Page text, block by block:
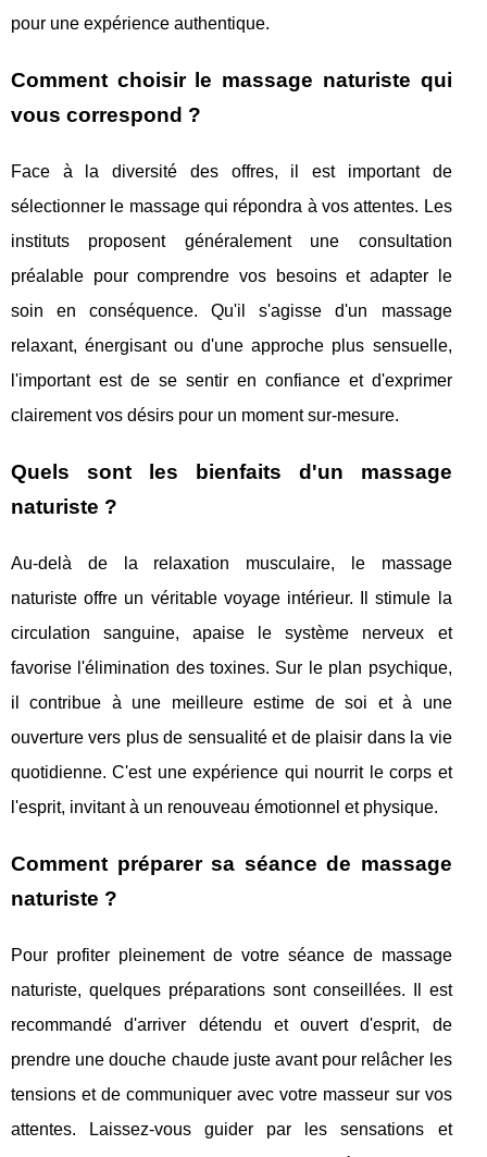
pour une expérience authentique.
Comment choisir le massage naturiste qui
vous correspond ?
Face à la diversité des offres, il est important de
sélectionner le massage qui répondra à vos attentes. Les
instituts proposent généralement une consultation
préalable pour comprendre vos besoins et adapter le
soin en conséquence. Qu'il s'agisse d'un massage
relaxant, énergisant ou d'une approche plus sensuelle,
l'important est de se sentir en confiance et d'exprimer
clairement vos désirs pour un moment sur-mesure.
Quels sont les bienfaits d'un massage
naturiste ?
Au-delà de la relaxation musculaire, le massage
naturiste offre un véritable voyage intérieur. Il stimule la
circulation sanguine, apaise le système nerveux et
favorise l'élimination des toxines. Sur le plan psychique,
il contribue à une meilleure estime de soi et à une
ouverture vers plus de sensualité et de plaisir dans la vie
quotidienne. C'est une expérience qui nourrit le corps et
l'esprit, invitant à un renouveau émotionnel et physique.
Comment préparer sa séance de massage
naturiste ?
Pour profiter pleinement de votre séance de massage
naturiste, quelques préparations sont conseillées. Il est
recommandé d'arriver détendu et ouvert d'esprit, de
prendre une douche chaude juste avant pour relâcher les
tensions et de communiquer avec votre masseur sur vos
attentes. Laissez-vous guider par les sensations et